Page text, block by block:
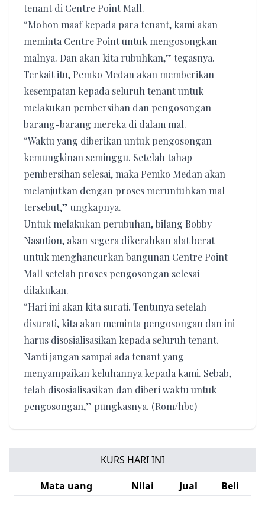
tenant di Centre Point Mall.
“Mohon maaf kepada para tenant, kami akan
meminta Centre Point untuk mengosongkan
malnya. Dan akan kita rubuhkan,” tegasnya.
Terkait itu, Pemko Medan akan memberikan
kesempatan kepada seluruh tenant untuk
melakukan pembersihan dan pengosongan
barang-barang mereka di dalam mal.
“Waktu yang diberikan untuk pengosongan
kemungkinan seminggu. Setelah tahap
pembersihan selesai, maka Pemko Medan akan
melanjutkan dengan proses meruntuhkan mal
tersebut,” ungkapnya.
Untuk melakukan perubuhan, bilang Bobby
Nasution, akan segera dikerahkan alat berat
untuk menghancurkan bangunan Centre Point
Mall setelah proses pengosongan selesai
dilakukan.
“Hari ini akan kita surati. Tentunya setelah
disurati, kita akan meminta pengosongan dan ini
harus disosialisasikan kepada seluruh tenant.
Nanti jangan sampai ada tenant yang
menyampaikan keluhannya kepada kami. Sebab,
telah disosialisasikan dan diberi waktu untuk
pengosongan,” pungkasnya. (Rom/hbc)
KURS HARI INI
Mata uang
Nilai Jual Beli